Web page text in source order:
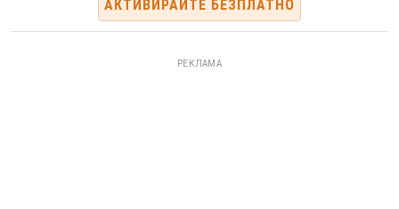
АКТИВИРАЙТЕ БЕЗПЛАТНО
РЕКЛАМА